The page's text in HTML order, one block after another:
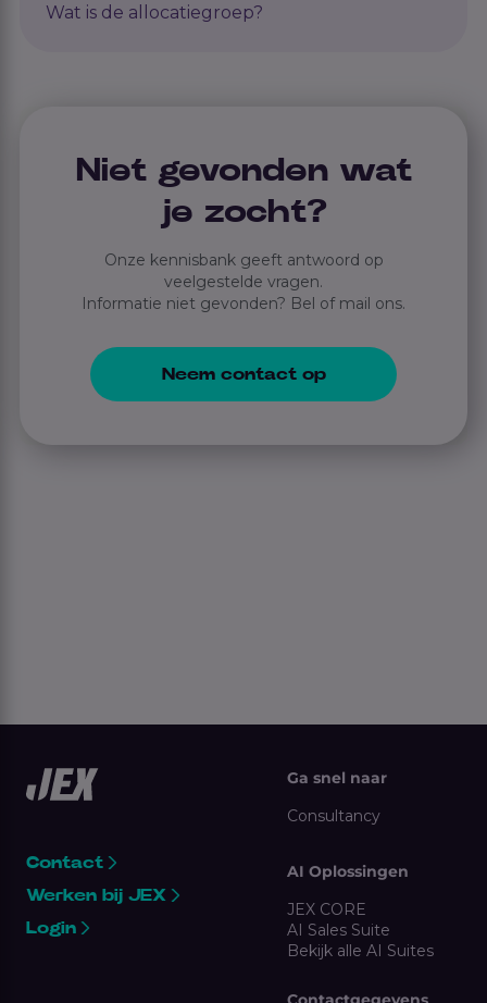
Wat is de allocatiegroep?
Niet gevonden wat
je zocht?
Onze kennisbank geeft antwoord op
veelgestelde vragen.
Informatie niet gevonden? Bel of mail ons.
Neem contact op
Contact
Werken bij JEX
Login
Ga snel naar
Consultancy
AI Oplossingen
JEX CORE
AI Sales Suite
Bekijk alle AI Suites